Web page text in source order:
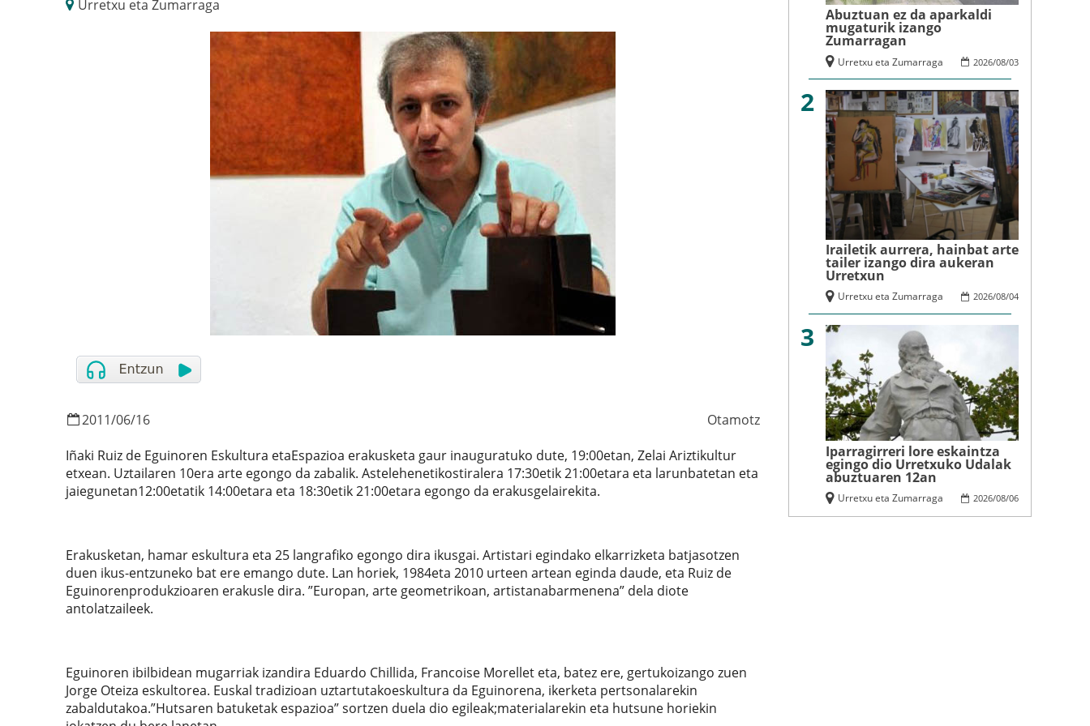
Urretxu eta Zumarraga
2011/06/16
Otamotz
Iñaki Ruiz de Eguinoren Eskultura etaEspazioa erakusketa gaur inauguratuko dute, 19:00etan, Zelai Ariztikultur
etxean. Uztailaren 10era arte egongo da zabalik. Astelehenetikostiralera 17:30etik 21:00etara eta larunbatetan eta
jaiegunetan12:00etatik 14:00etara eta 18:30etik 21:00etara egongo da erakusgelairekita.
Erakusketan, hamar eskultura eta 25 langrafiko egongo dira ikusgai. Artistari egindako elkarrizketa batjasotzen
duen ikus-entzuneko bat ere emango dute. Lan horiek, 1984eta 2010 urteen artean eginda daude, eta Ruiz de
Eguinorenprodukzioaren erakusle dira. ”Europan, arte geometrikoan, artistanabarmenena” dela diote
antolatzaileek.
Eguinoren ibilbidean mugarriak izandira Eduardo Chillida, Francoise Morellet eta, batez ere, gertukoizango zuen
Jorge Oteiza eskultorea. Euskal tradizioan uztartutakoeskultura da Eguinorena, ikerketa pertsonalarekin
zabaldutakoa.”Hutsaren batuketak espazioa” sortzen duela dio egileak;materialarekin eta hutsune horiekin
Abuztuan ez da aparkaldi
mugaturik izango
Zumarragan
2026/08/03
Urretxu eta Zumarraga
2
Irailetik aurrera, hainbat arte
tailer izango dira aukeran
Urretxun
2026/08/04
Urretxu eta Zumarraga
3
Iparragirreri lore eskaintza
egingo dio Urretxuko Udalak
abuztuaren 12an
2026/08/06
Urretxu eta Zumarraga